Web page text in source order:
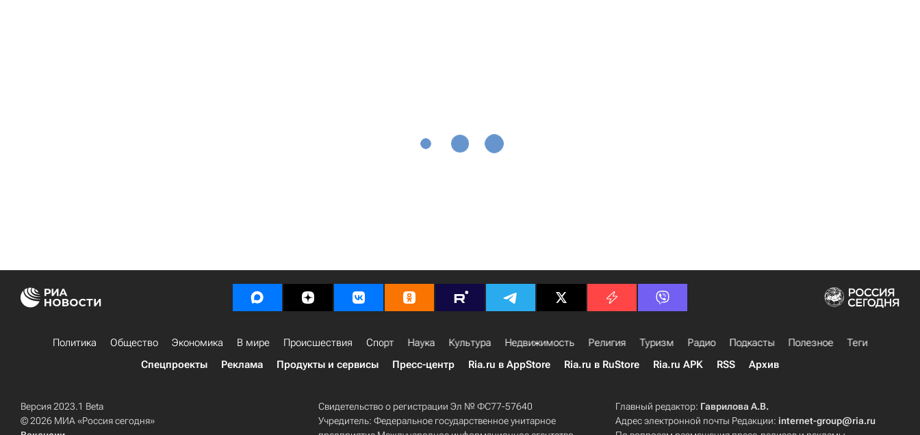
Политика Общество Экономика В мире Происшествия Спорт Наука Культура Недвижимость Религия Туризм Радио Подкасты Полезное
Теги
Спецпроекты
Реклама Продукты и сервисы Пресс-центр Ria.ru в AppStore Ria.ru в RuStore Ria.ru APK RSS Архив
Версия 2023.1 Beta
© 2026 МИА «Россия сегодня»
Свидетельство о регистрации Эл № ФС77-57640
Учредитель: Федеральное государственное унитарное
Главный редактор: Гаврилова А.В.
Адрес электронной почты Редакции:internet-group@ria.ru